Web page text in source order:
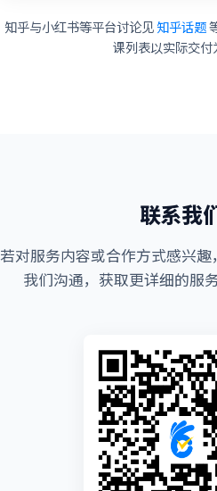
知乎与小红书等平台讨论见知乎话题
课列表以实际交付
联系我
若对服务内容或合作方式感兴
我们沟通，获取更详细的服